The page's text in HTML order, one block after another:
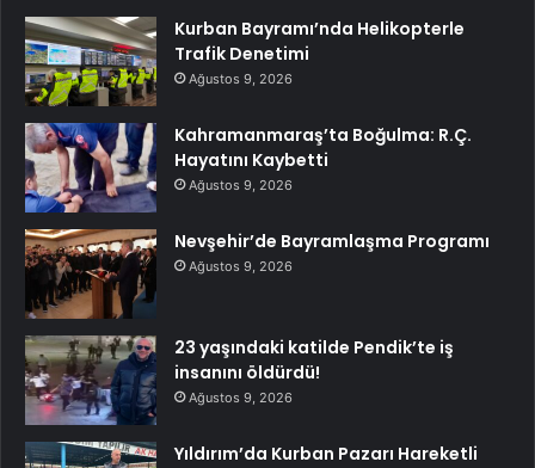
Kurban Bayramı’nda Helikopterle
Trafik Denetimi
Ağustos 9, 2026
Kahramanmaraş’ta Boğulma: R.Ç.
Hayatını Kaybetti
Ağustos 9, 2026
Nevşehir’de Bayramlaşma Programı
Ağustos 9, 2026
23 yaşındaki katilde Pendik’te iş
insanını öldürdü!
Ağustos 9, 2026
Yıldırım’da Kurban Pazarı Hareketli